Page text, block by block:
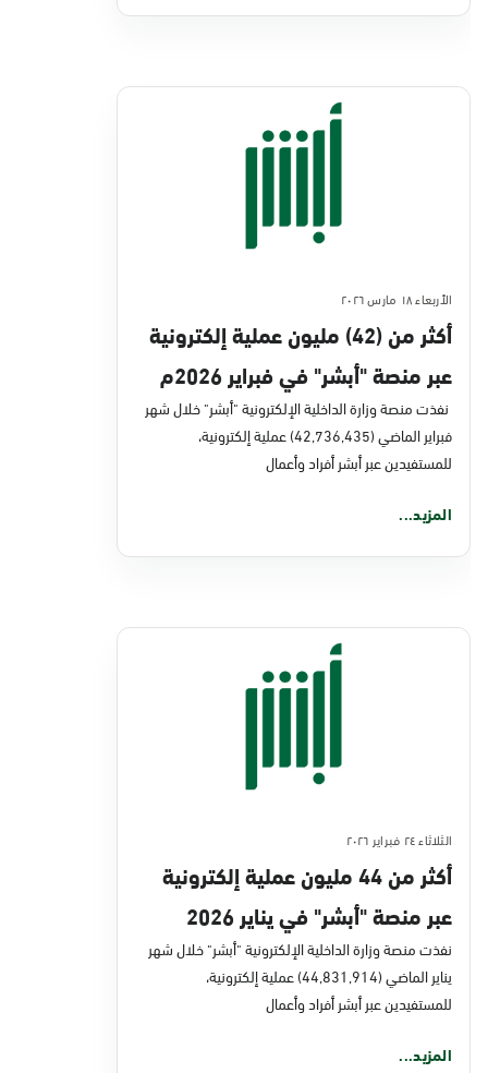
الأربعاء ١٨ مارس ٢٠٢٦
أكثر من (42) مليون عملية إلكترونية
عبر منصة "أبشر" في فبراير 2026م
نفذت منصة وزارة الداخلية الإلكترونية "أبشر" خلال شهر
فبراير الماضي (42,736,435) عملية إلكترونية،
للمستفيدين عبر أبشر أفراد وأعمال
المزيد...
الثلاثاء ٢٤ فبراير ٢٠٢٦
أكثر من 44 مليون عملية إلكترونية
عبر منصة "أبشر" في يناير 2026
نفذت منصة وزارة الداخلية الإلكترونية "أبشر" خلال شهر
يناير الماضي (44,831,914) عملية إلكترونية،
للمستفيدين عبر أبشر أفراد وأعمال
المزيد...